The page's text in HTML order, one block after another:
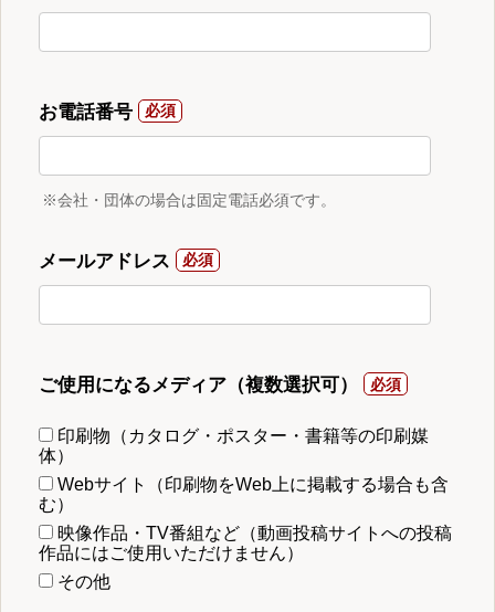
お電話番号
※会社・団体の場合は固定電話必須です。
メールアドレス
ご使用になるメディア（複数選択可）
印刷物（カタログ・ポスター・書籍等の印刷媒
体）
Webサイト（印刷物をWeb上に掲載する場合も含
む）
映像作品・TV番組など（動画投稿サイトへの投稿
作品にはご使用いただけません）
その他